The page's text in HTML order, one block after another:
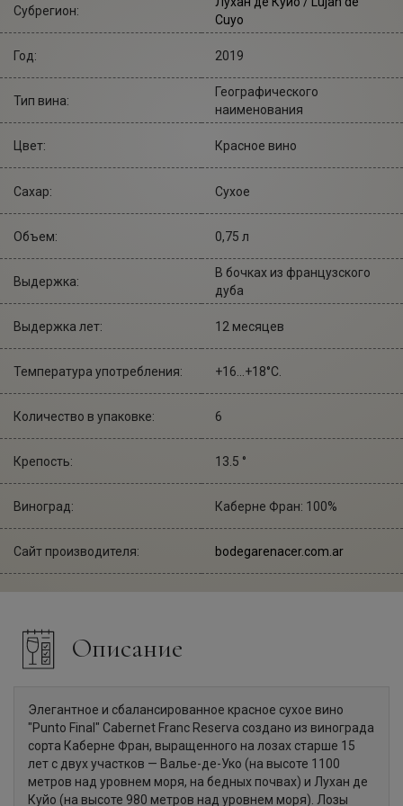
Субрегион:
Cuyo
Год: 2019
Тип вина:
Географического
наименования
Цвет: Красное вино
Сахар: Сухое
Объем: 0,75 л
Выдержка:
В бочках из французского
дуба
Выдержка лет: 12 месяцев
Температура употребления: +16...+18°С.
Количество в упаковке: 6
Крепость: 13.5 °
Виноград: Каберне Фран: 100%
Сайт производителя: bodegarenacer.com.ar
Описание
Элегантное и сбалансированное красное сухое вино
"Punto Final" Cabernet Franc Reserva создано из винограда
сорта Каберне Фран, выращенного на лозах старше 15
лет с двух участков — Валье-де-Уко (на высоте 1100
метров над уровнем моря, на бедных почвах) и Лухан де
Куйо (на высоте 980 метров над уровнем моря). Лозы